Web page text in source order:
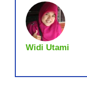
Widi Utami